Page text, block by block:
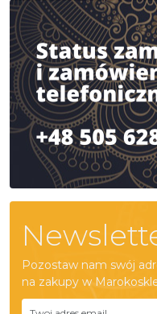
Pozostaw nam swój
na zakupy w